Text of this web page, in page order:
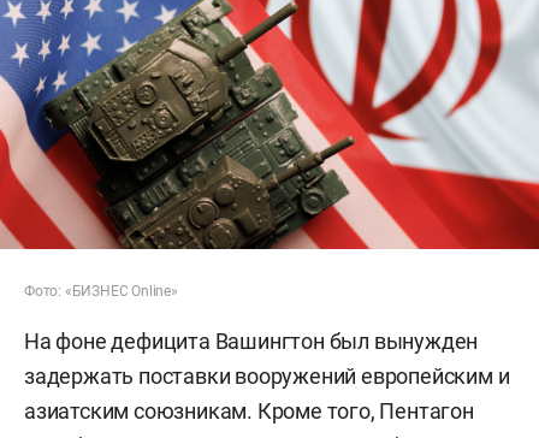
Фото: «БИЗНЕС Online»
На фоне дефицита Вашингтон был вынужден
задержать поставки вооружений европейским и
азиатским союзникам. Кроме того, Пентагон